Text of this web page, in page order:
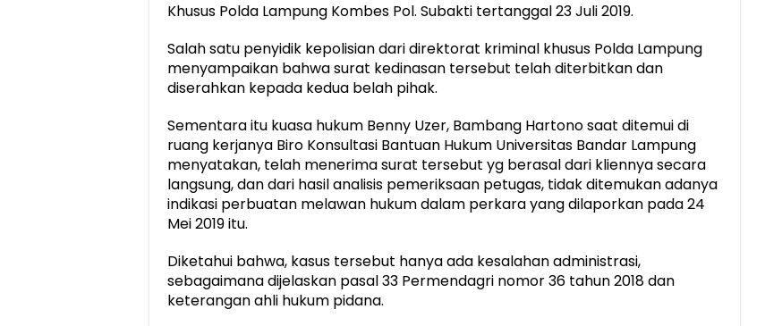
Khusus Polda Lampung Kombes Pol. Subakti tertanggal 23 Juli 2019.
Salah satu penyidik kepolisian dari direktorat kriminal khusus Polda Lampung
menyampaikan bahwa surat kedinasan tersebut telah diterbitkan dan
diserahkan kepada kedua belah pihak.
Sementara itu kuasa hukum Benny Uzer, Bambang Hartono saat ditemui di
ruang kerjanya Biro Konsultasi Bantuan Hukum Universitas Bandar Lampung
menyatakan, telah menerima surat tersebut yg berasal dari kliennya secara
langsung, dan dari hasil analisis pemeriksaan petugas, tidak ditemukan adanya
indikasi perbuatan melawan hukum dalam perkara yang dilaporkan pada 24
Mei 2019 itu.
Diketahui bahwa, kasus tersebut hanya ada kesalahan administrasi,
sebagaimana dijelaskan pasal 33 Permendagri nomor 36 tahun 2018 dan
keterangan ahli hukum pidana.